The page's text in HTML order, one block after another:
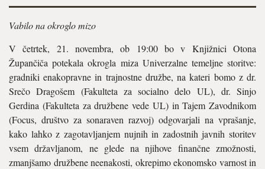
Vabilo na okroglo mizo
V četrtek, 21. novembra, ob 19:00 bo v Knjižnici Otona
Župančiča potekala okrogla miza Univerzalne temeljne storitve:
gradniki enakopravne in trajnostne družbe, na kateri bomo z dr.
Srečo Dragošem (Fakulteta za socialno delo UL), dr. Sinjo
Gerdina (Fakulteta za družbene vede UL) in Tajem Zavodnikom
(Focus, društvo za sonaraven razvoj) odgovarjali na vprašanje,
kako lahko z zagotavljanjem nujnih in zadostnih javnih storitev
vsem državljanom, ne glede na njihove finančne zmožnosti,
zmanjšamo družbene neenakosti, okrepimo ekonomsko varnost in